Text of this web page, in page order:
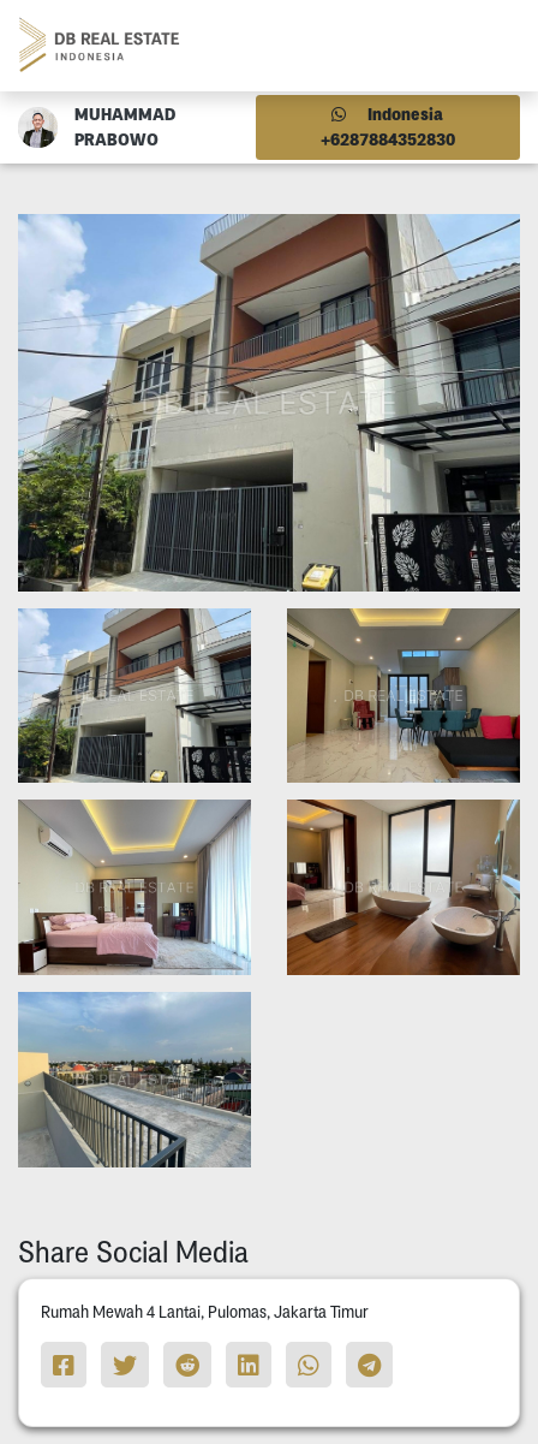
MUHAMMAD
PRABOWO
Indonesia
+6287884352830
Share Social Media
Rumah Mewah 4 Lantai, Pulomas, Jakarta Timur